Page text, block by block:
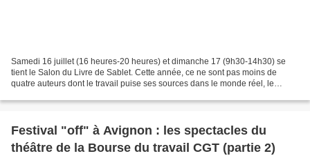
Samedi 16 juillet (16 heures-20 heures) et dimanche 17 (9h30-14h30) se
tient le Salon du Livre de Sablet. Cette année, ce ne sont pas moins de
quatre auteurs dont le travail puise ses sources dans le monde réel, le
Festival "off" à Avignon : les spectacles du
théâtre de la Bourse du travail CGT (partie 2)